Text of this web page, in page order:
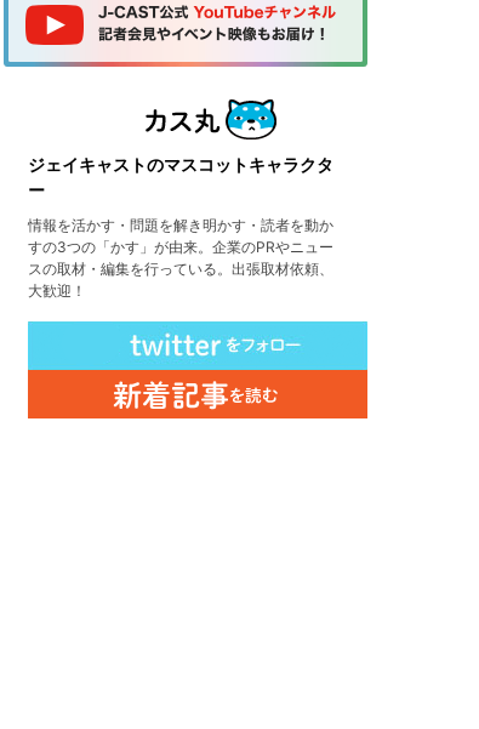
ジェイキャストのマスコットキャラクタ
ー
情報を活かす・問題を解き明かす・読者を動か
すの3つの「かす」が由来。企業のPRやニュー
スの取材・編集を行っている。出張取材依頼、
大歓迎！